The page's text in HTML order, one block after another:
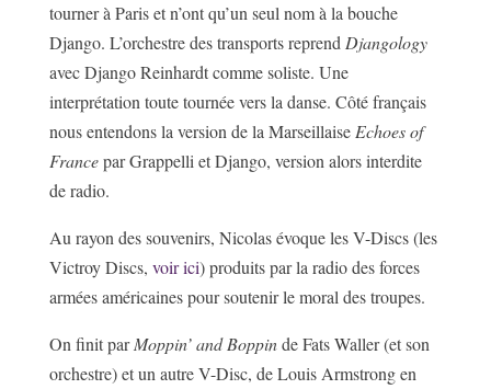
tourner à Paris et n’ont qu’un seul nom à la bouche
Django. L’orchestre des transports reprend Djangology
avec Django Reinhardt comme soliste. Une
interprétation toute tournée vers la danse. Côté français
nous entendons la version de la Marseillaise Echoes of
Francepar Grappelli et Django, version alors interdite
de radio.
Au rayon des souvenirs, Nicolas évoque les V-Discs (les
Victroy Discs, voir ici) produits par la radio des forces
armées américaines pour soutenir le moral des troupes.
On finit parMoppin’ and Boppinde Fats Waller (et son
orchestre) et un autre V-Disc, de Louis Armstrong en